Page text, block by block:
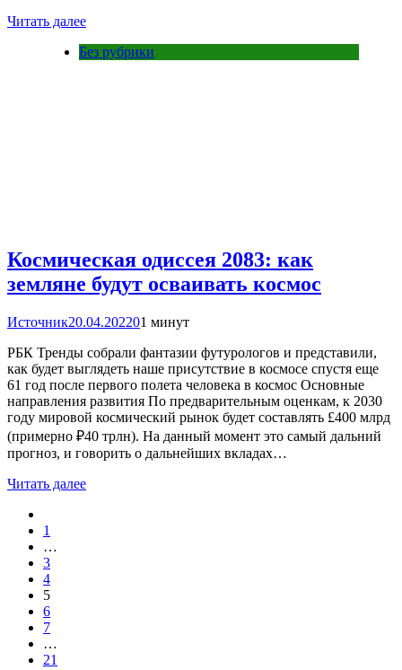
Читать далее
Без рубрики
Космическая одиссея 2083: как
земляне будут осваивать космос
Источник20.04.202201 минут
РБК Тренды собрали фантазии футурологов и представили,
как будет выглядеть наше присутствие в космосе спустя еще
61 год после первого полета человека в космос Основные
направления развития По предварительным оценкам, к 2030
году мировой космический рынок будет составлять £400 млрд
(примерно ₽40 трлн). На данный момент это самый дальний
прогноз, и говорить о дальнейших вкладах…
Читать далее
1
…
3
4
5
6
7
…
21